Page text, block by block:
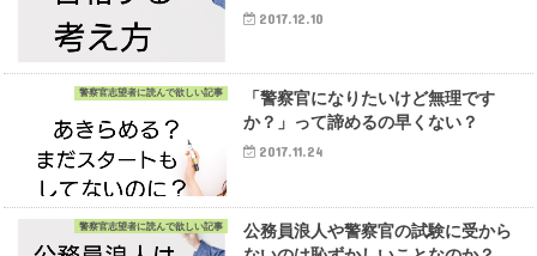
2017.12.10
警察官志望者に読んで欲しい記事
「警察官になりたいけど無理です
か？」って諦めるの早くない？
2017.11.24
警察官志望者に読んで欲しい記事
公務員浪人や警察官の試験に受から